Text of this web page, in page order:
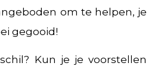
om te helpen, je
gegooid!
Kun je je voorstellen